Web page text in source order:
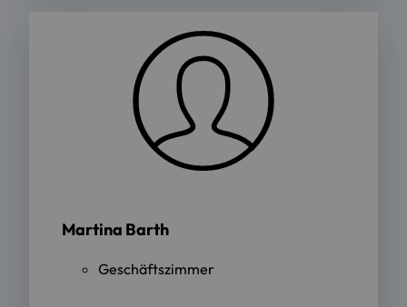
Martina Barth
Geschäftszimmer